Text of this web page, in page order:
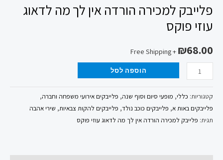
פלייבק למכירה הורדה אין לך מה לדאוג
עוזי פוקס
₪68.00
+ Free Shipping
הוספה לסל
קטגוריות: כללי, מופעי סיום וסוף שנה, פלייבקים אירועי משפחה וחברה,
פלייבקים באות א, פלייבקים כוכב נולד, פלייבקים להקות צבאיות, שירי אהבה
תגית: פלייבק למכירה הורדה אין לך מה לדאוג עוזי פוקס